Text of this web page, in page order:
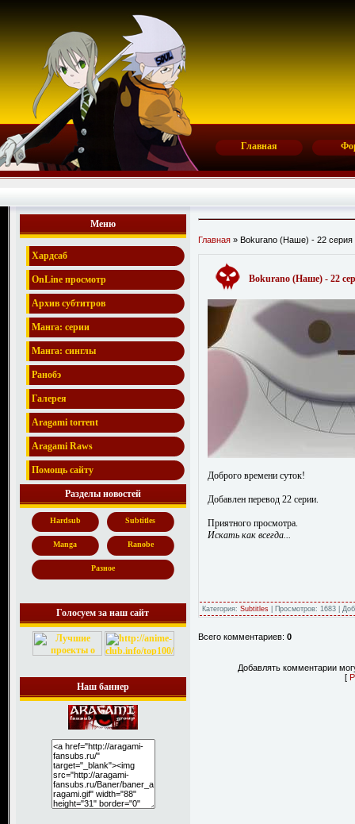
Главная
Меню
Хардсаб
OnLine просмотр
Архив субтитров
Манга: серии
Манга: синглы
Ранобэ
Галерея
Aragami torrent
Aragami Raws
Помощь сайту
Разделы новостей
Hardsub Subtitles
Manga Ranobe
Разное
Голосуем за наш сайт
Наш баннер
Главная » Bokurano (Наше) - 22 серия
Bokurano (Наше) - 22
Доброго времени суток!
Добавлен перевод 22 серии.
Приятного просмотра.
Искать как всегда...
Категория: Subtitles | Просмотров: 1683 |
Всего комментариев: 0
Добавлять комментарии
[